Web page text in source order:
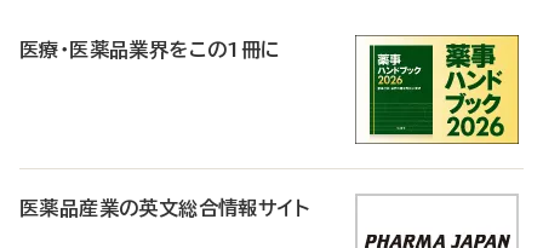
医療・医薬品業界をこの1冊に
医薬品産業の英文総合情報サイト